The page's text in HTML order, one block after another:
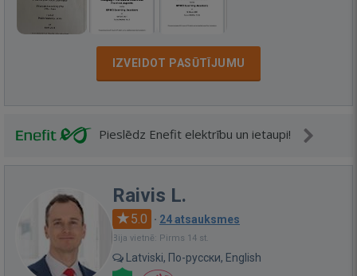
IZVEIDOT PASŪTĪJUMU
Pieslēdz Enefit elektrību un ietaupi!
Raivis L.
5.0 · 24 atsauksmes
Bija vietnē: Pirms 14 st.
Latviski, По-русски, English